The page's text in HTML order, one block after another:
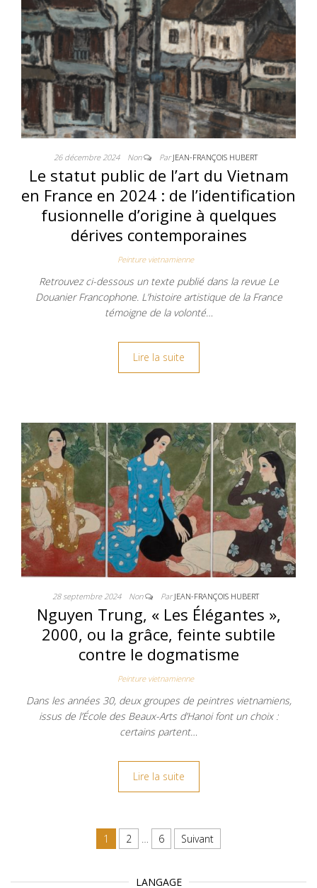
26 décembre 2024 Non ParJEAN-FRANÇOIS HUBERT
Le statut public de l’art du Vietnam
en France en 2024 : de l’identification
fusionnelle d’origine à quelques
dérives contemporaines
Peinture vietnamienne
Retrouvez ci-dessous un texte publié dans la revue Le
Douanier Francophone. L’histoire artistique de la France
témoigne de la volonté…
Lire la suite
28 septembre 2024 Non ParJEAN-FRANÇOIS HUBERT
Nguyen Trung, « Les Élégantes »,
2000, ou la grâce, feinte subtile
contre le dogmatisme
Peinture vietnamienne
Dans les années 30, deux groupes de peintres vietnamiens,
issus de l’École des Beaux-Arts d’Hanoi font un choix :
certains partent…
Lire la suite
Navigation des articles
1 2 … 6 Suivant
LANGAGE